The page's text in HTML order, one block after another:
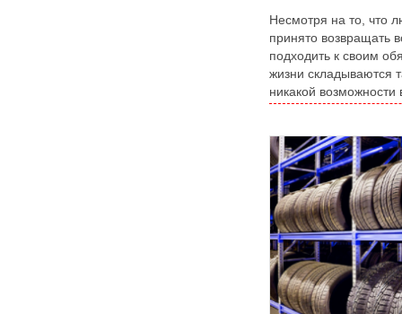
Несмотря на то, что
принято возвращать
подходить к своим
жизни складываются
никакой возможности